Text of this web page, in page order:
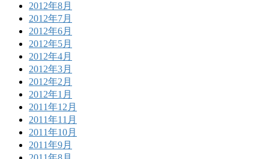
2012年8月
2012年7月
2012年6月
2012年5月
2012年4月
2012年3月
2012年2月
2012年1月
2011年12月
2011年11月
2011年10月
2011年9月